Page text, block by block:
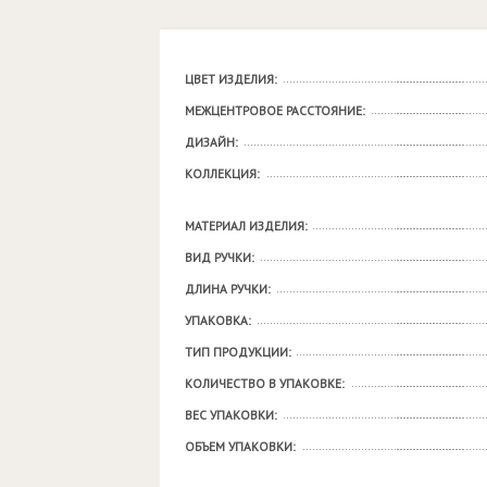
ЦВЕТ ИЗДЕЛИЯ:
МЕЖЦЕНТРОВОЕ РАССТОЯНИЕ:
ДИЗАЙН:
КОЛЛЕКЦИЯ:
МАТЕРИАЛ ИЗДЕЛИЯ:
ВИД РУЧКИ:
ДЛИНА РУЧКИ:
УПАКОВКА:
ТИП ПРОДУКЦИИ:
КОЛИЧЕСТВО В УПАКОВКЕ:
ВЕС УПАКОВКИ:
ОБЪЕМ УПАКОВКИ: